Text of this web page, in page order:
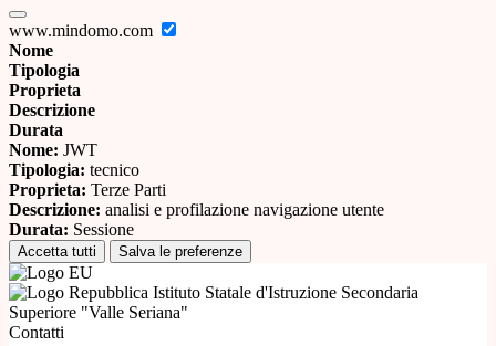
www.mindomo.com
Nome
Tipologia
Proprieta
Descrizione
Durata
Nome: JWT
Tipologia: tecnico
Proprieta: Terze Parti
Descrizione: analisi e profilazione navigazione utente
Durata: Sessione
Accetta tutti Salva le preferenze
Istituto Statale d'Istruzione Secondaria
Superiore "Valle Seriana"
Contatti